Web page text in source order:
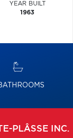
YEAR BUILT
1963
PLÂSSE INC.